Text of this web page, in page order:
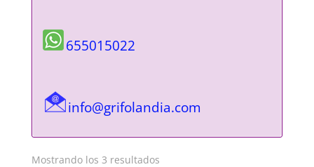
655015022
info@grifolandia.com
Mostrando los 3 resultadosOrdenado